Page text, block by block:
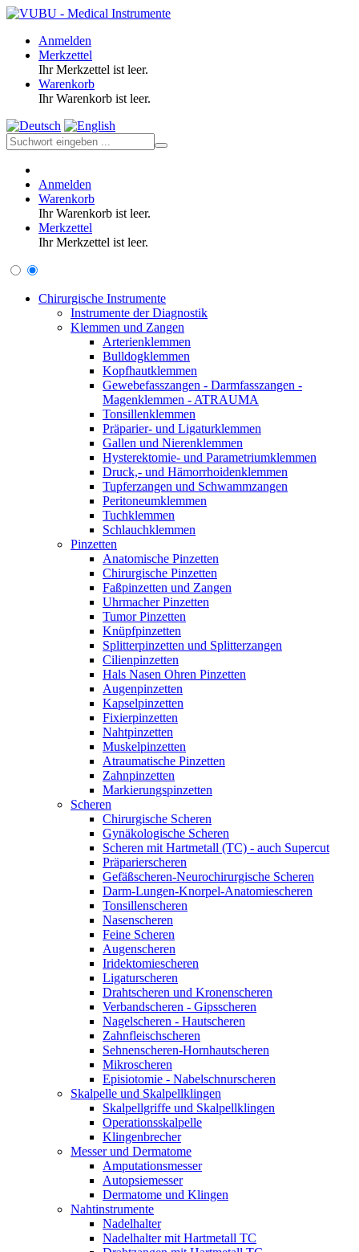
Anmelden
Merkzettel
Ihr Merkzettel ist leer.
Warenkorb
Ihr Warenkorb ist leer.
Anmelden
Warenkorb
Ihr Warenkorb ist leer.
Merkzettel
Ihr Merkzettel ist leer.
Chirurgische Instrumente
Instrumente der Diagnostik
Klemmen und Zangen
Arterienklemmen
Bulldogklemmen
Kopfhautklemmen
Gewebefasszangen - Darmfasszangen -
Magenklemmen - ATRAUMA
Tonsillenklemmen
Präparier- und Ligaturklemmen
Gallen und Nierenklemmen
Hysterektomie- und Parametriumklemmen
Druck,- und Hämorrhoidenklemmen
Tupferzangen und Schwammzangen
Peritoneumklemmen
Tuchklemmen
Schlauchklemmen
Pinzetten
Anatomische Pinzetten
Chirurgische Pinzetten
Faßpinzetten und Zangen
Uhrmacher Pinzetten
Tumor Pinzetten
Knüpfpinzetten
Splitterpinzetten und Splitterzangen
Cilienpinzetten
Hals Nasen Ohren Pinzetten
Augenpinzetten
Kapselpinzetten
Fixierpinzetten
Nahtpinzetten
Muskelpinzetten
Atraumatische Pinzetten
Zahnpinzetten
Markierungspinzetten
Scheren
Chirurgische Scheren
Gynäkologische Scheren
Scheren mit Hartmetall (TC) - auch Supercut
Präparierscheren
Gefäßscheren-Neurochirurgische Scheren
Darm-Lungen-Knorpel-Anatomiescheren
Tonsillenscheren
Nasenscheren
Feine Scheren
Augenscheren
Iridektomiescheren
Ligaturscheren
Drahtscheren und Kronenscheren
Verbandscheren - Gipsscheren
Nagelscheren - Hautscheren
Zahnfleischscheren
Sehnenscheren-Hornhautscheren
Mikroscheren
Episiotomie - Nabelschnurscheren
Skalpelle und Skalpellklingen
Skalpellgriffe und Skalpellklingen
Operationsskalpelle
Klingenbrecher
Messer und Dermatome
Amputationsmesser
Autopsiemesser
Dermatome und Klingen
Nahtinstrumente
Nadelhalter
Nadelhalter mit Hartmetall TC